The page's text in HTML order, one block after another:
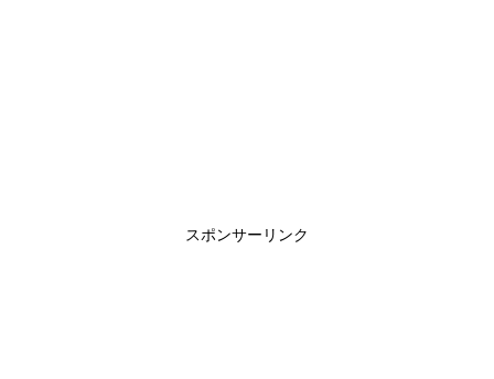
スポンサーリンク